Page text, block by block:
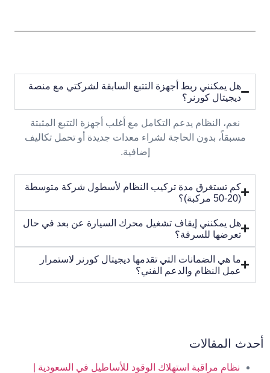
هل يمكنني ربط أجهزة التتبع السابقة لشركتي مع منصة
ديجيتال كورنر؟
نعم، النظام يدعم التكامل مع أغلب أجهزة التتبع المثبتة
مسبقاً، بدون الحاجة لشراء معدات جديدة أو تحمل تكاليف
إضافية.
كم تستغرق مدة تركيب النظام لأسطول شركة متوسطة
(20-50 مركبة)؟
هل يمكنني إيقاف تشغيل محرك السيارة عن بعد في حال
تعرضها للسرقة؟
ما هي الضمانات التي تقدمها ديجيتال كورنر لاستمرار
عمل النظام والدعم الفني؟
أحدث المقالات
نظام مراقبة استهلاك الوقود للأساطيل في السعودية |